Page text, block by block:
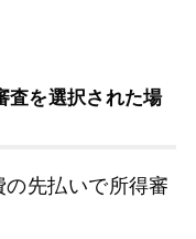
査を選択された場
先払いで所得審